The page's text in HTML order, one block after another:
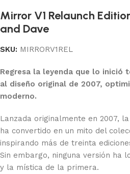
Mirror V1 Relaunch
and Dave
SKU: MIRRORV1REL
Regresa la leyenda que lo
al diseño original de 2007,
moderno.
Lanzada originalmente en 2007,
ha convertido en un mito del
inspirando más de treinta
Sin embargo, ninguna versión ha
y la mística de la primera.